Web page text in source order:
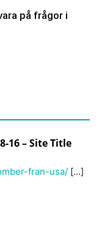
på frågor i
16 – Site Title
fran-usa/ […]